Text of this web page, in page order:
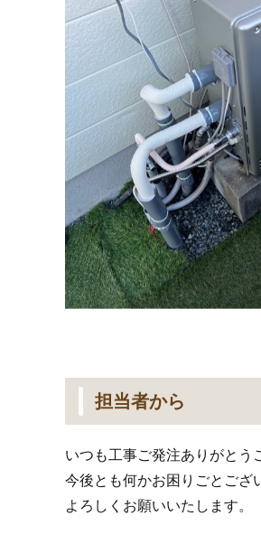
担当者から
いつも工事ご発注ありがとう
今後とも何かお困りごとござ
よろしくお願いいたします。